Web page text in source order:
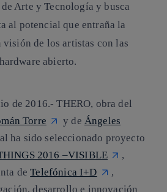
Arte y Tecnología y busca
al potencial que entraña la
de los artistas con las
abierto.
de 2016.-THERO, obra del
Torre y de Ángeles
ha sido seleccionado proyecto
2016 –VISIBLE
,
deTelefónica I+D
,
desarrollo e innovación